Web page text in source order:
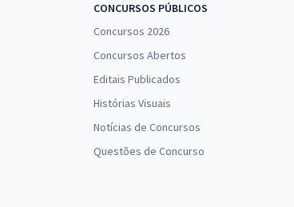
CONCURSOS PÚBLICOS
Concursos 2026
Concursos Abertos
Editais Publicados
Histórias Visuais
Notícias de Concursos
Questões de Concurso